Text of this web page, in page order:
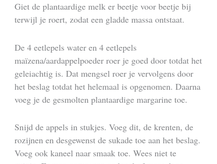
Giet de plantaardige melk er beetje voor beetje bij
terwijl je roert, zodat een gladde massa ontstaat.
De 4 eetlepels water en 4 eetlepels
maïzena/aardappelpoeder roer je goed door totdat het
geleiachtig is. Dat mengsel roer je vervolgens door
het beslag totdat het helemaal is opgenomen. Daarna
voeg je de gesmolten plantaardige margarine toe.
Snijd de appels in stukjes. Voeg dit, de krenten, de
rozijnen en desgewenst de sukade toe aan het beslag.
Voeg ook kaneel naar smaak toe. Wees niet te